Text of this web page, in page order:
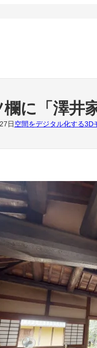
に「澤井
日空間をデジタル化する3D